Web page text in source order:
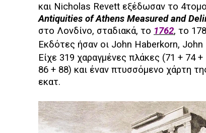
και Nicholas Revett εξέδωσαν το
Antiquities of Athens Measured and
στο Λονδίνο, σταδιακά, το 1762, το
Εκδότες ήσαν οι John Haberkorn, John
Είχε 319 χαραγμένες πλάκες (71 + 74 +
86 + 88) και έναν πτυσσόμενο χάρτη
εκατ.